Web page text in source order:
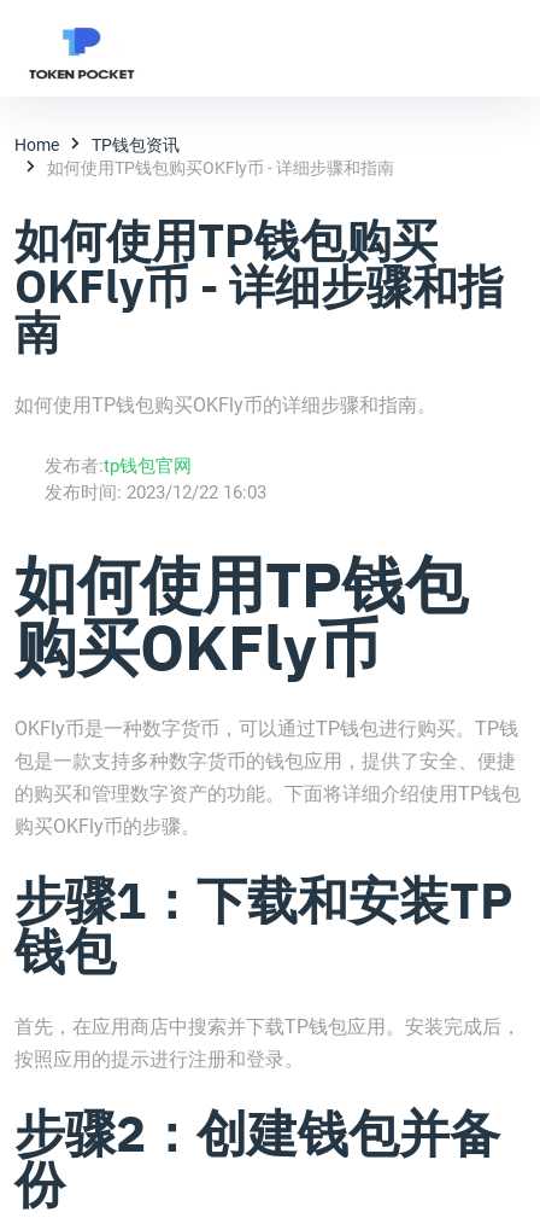
Home
TP钱包资讯
如何使用TP钱包购买OKFly币 - 详细步骤和指南
如何使用TP钱包购买
OKFly币 - 详细步骤和指
南
如何使用TP钱包购买OKFly币的详细步骤和指南。
发布者:tp钱包官网
发布时间: 2023/12/22 16:03
如何使用TP钱包
购买OKFly币
OKFly币是一种数字货币，可以通过TP钱包进行购买。TP钱
包是一款支持多种数字货币的钱包应用，提供了安全、便捷
的购买和管理数字资产的功能。下面将详细介绍使用TP钱包
购买OKFly币的步骤。
步骤1：下载和安装TP
钱包
首先，在应用商店中搜索并下载TP钱包应用。安装完成后，
按照应用的提示进行注册和登录。
步骤2：创建钱包并备
份